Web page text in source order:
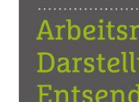
Verlag: ÖGB Verlag
Buch
kartoniert